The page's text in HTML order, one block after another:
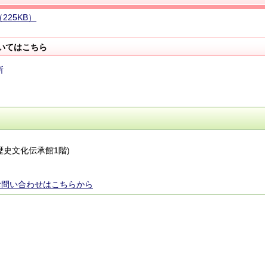
）
てはこちら
史文化伝承館1階)
い合わせはこちらから